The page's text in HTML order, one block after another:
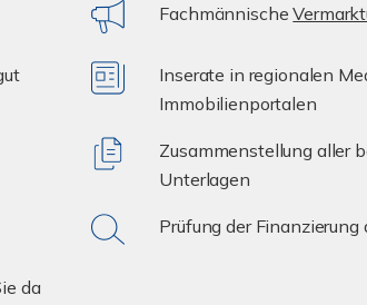
Fachmännische
Inserate in regionalen
Immobilienportalen
Zusammenstellung aller
Unterlagen
Prüfung der Finanzierung
da